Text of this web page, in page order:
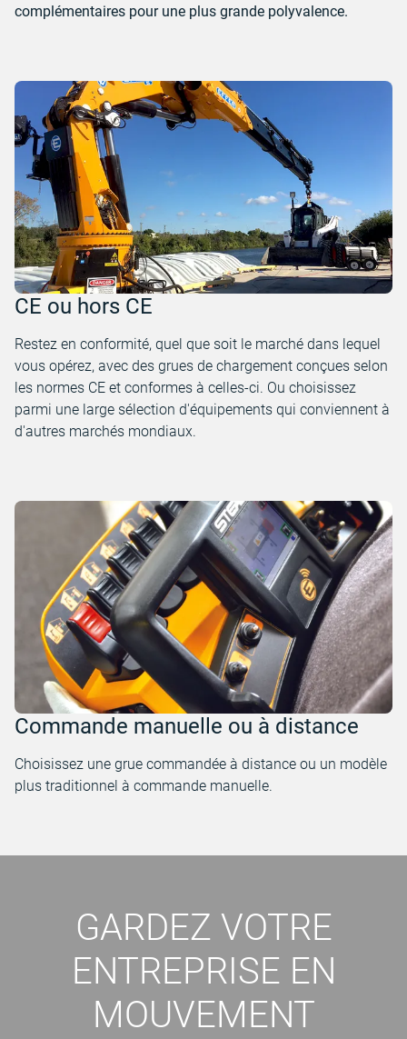
complémentaires pour une plus grande polyvalence.
CE ou hors CE
Restez en conformité, quel que soit le marché dans lequel
vous opérez, avec des grues de chargement conçues selon
les normes CE et conformes à celles-ci. Ou choisissez
parmi une large sélection d'équipements qui conviennent à
d'autres marchés mondiaux.
Commande manuelle ou à distance
Choisissez une grue commandée à distance ou un modèle
plus traditionnel à commande manuelle.
GARDEZ VOTRE
ENTREPRISE EN
MOUVEMENT